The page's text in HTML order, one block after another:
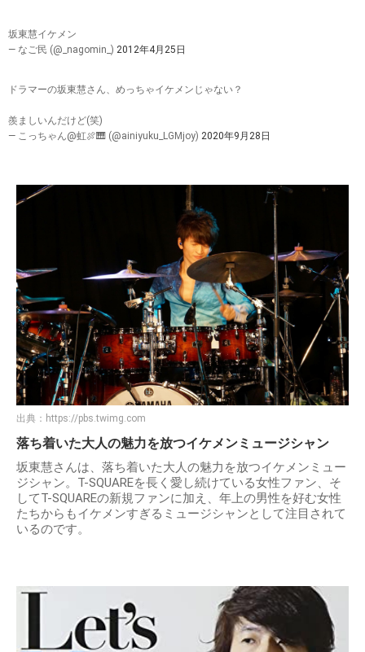
坂東慧イケメン
— なご民 (@_nagomin_) 2012年4月25日
ドラマーの坂東慧さん、めっちゃイケメンじゃない？
羨ましいんだけど(笑)
— こっちゃん@虹🍖🎹 (@ainiyuku_LGMjoy) 2020年9月28日
出典： https://pbs.twimg.com
落ち着いた大人の魅力を放つイケメンミュージシャン
坂東慧さんは、落ち着いた大人の魅力を放つイケメンミュー
ジシャン。T-SQUAREを長く愛し続けている女性ファン、そ
してT-SQUAREの新規ファンに加え、年上の男性を好む女性
たちからもイケメンすぎるミュージシャンとして注目されて
いるのです。